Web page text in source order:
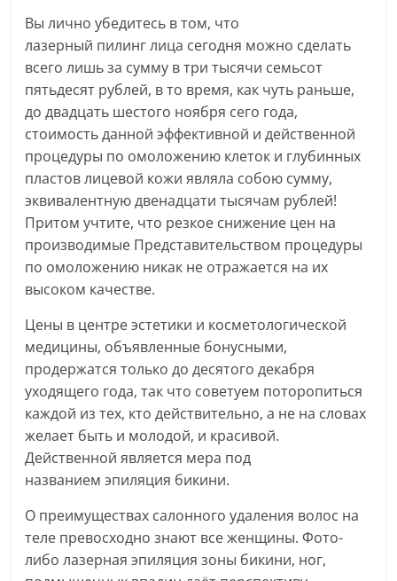
Вы лично убедитесь в том, что
лазерный пилинг лица сегодня можно сделать
всего лишь за сумму в три тысячи семьсот
пятьдесят рублей, в то время, как чуть раньше,
до двадцать шестого ноября сего года,
стоимость данной эффективной и действенной
процедуры по омоложению клеток и глубинных
пластов лицевой кожи являла собою сумму,
эквивалентную двенадцати тысячам рублей!
Притом учтите, что резкое снижение цен на
производимые Представительством процедуры
по омоложению никак не отражается на их
высоком качестве.
Цены в центре эстетики и косметологической
медицины, объявленные бонусными,
продержатся только до десятого декабря
уходящего года, так что советуем поторопиться
каждой из тех, кто действительно, а не на словах
желает быть и молодой, и красивой.
Действенной является мера под
названием эпиляция бикини.
О преимуществах салонного удаления волос на
теле превосходно знают все женщины. Фото-
либо лазерная эпиляция зоны бикини, ног,